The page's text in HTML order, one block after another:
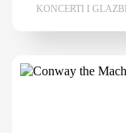
KONCERTI I